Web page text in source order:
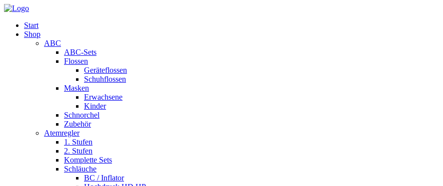
Start
Shop
ABC
ABC-Sets
Flossen
Geräteflossen
Schuhflossen
Masken
Erwachsene
Kinder
Schnorchel
Zubehör
Atemregler
1. Stufen
2. Stufen
Komplette Sets
Schläuche
BC / Inflator